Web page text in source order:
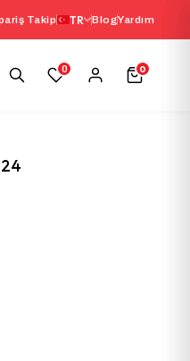
| Seçili İç
Takip TR BlogYardım
0 0